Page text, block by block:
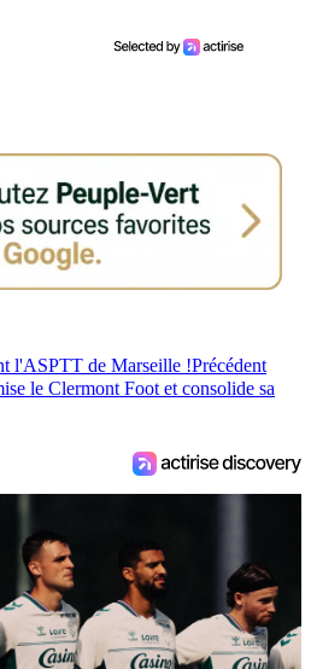
l'ASPTT de Marseille !Précédent
le Clermont Foot et consolide sa